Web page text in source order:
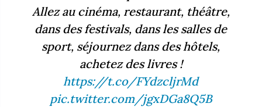
Allez au cinéma, restaurant, théâtre,
dans des festivals, dans les salles de
sport, séjournez dans des hôtels,
achetez des livres !
https://t.co/FYdzcljrMd
pic.twitter.com/jgxDGa8Q5B